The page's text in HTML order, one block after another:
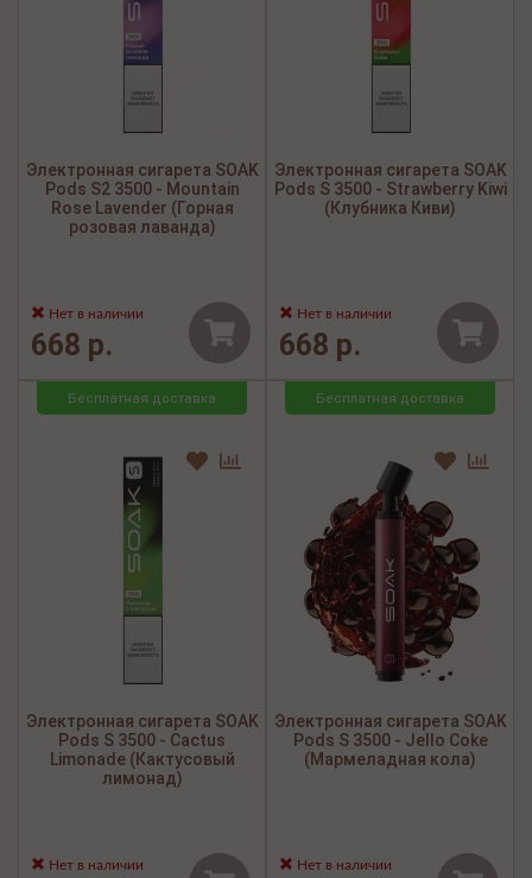
Электронная сигарета SOAK
Pods S2 3500 - Mountain
Rose Lavender (Горная
розовая лаванда)
Нет в наличии
668 р.
Электронная сигарета SOAK
Pods S 3500 - Strawberry Kiwi
(Клубника Киви)
Нет в наличии
668 р.
Бесплатная доставка
Электронная сигарета SOAK
Pods S 3500 - Cactus
Limonade (Кактусовый
лимонад)
Нет в наличии
Бесплатная доставка
Электронная сигарета SOAK
Pods S 3500 - Jello Coke
(Мармеладная кола)
Нет в наличии